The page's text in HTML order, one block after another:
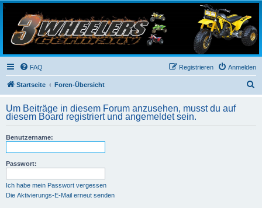
3-Wheelers Germany
Honda, Yamaha, Kawasaki Trike
FAQ Anmelden
Registrieren
Startseite Foren-Übersicht
h
Um Beiträge in diesem Forum anzusehen, musst du auf
diesem Board registriert und angemeldet sein.
Benutzername:
Passwort:
Ich habe mein Passwort vergessen
Die Aktivierungs-E-Mail erneut senden